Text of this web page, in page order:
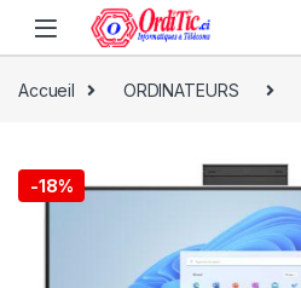
Accueil ORDINATEURS
-18%